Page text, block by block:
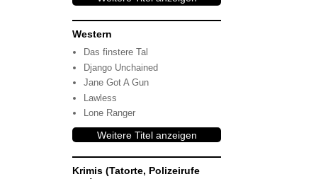
Western
Das finstere Tal
Django Unchained
Jane Got A Gun
Lawless
Lone Ranger
Weitere Titel anzeigen
Krimis (Tatorte, Polizeirufe